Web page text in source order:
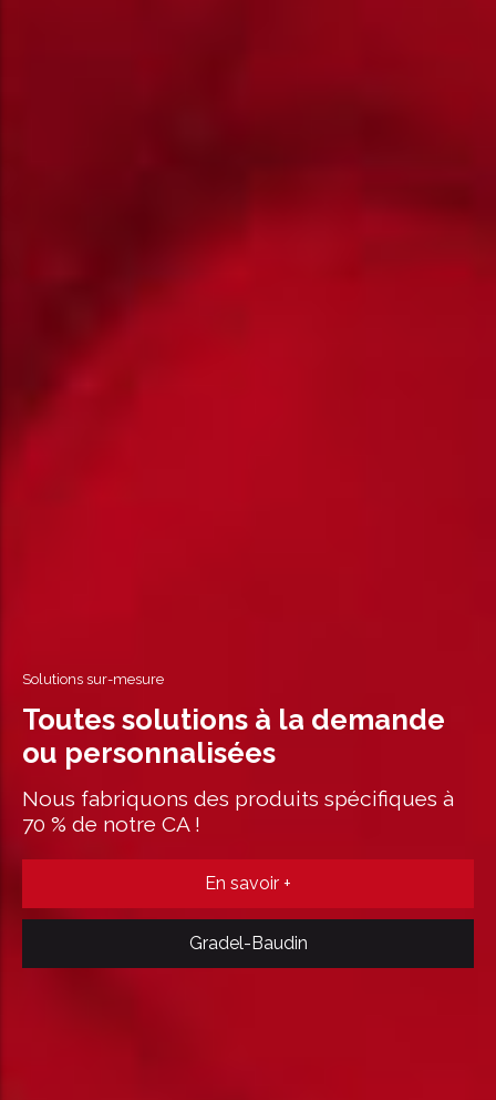
Solutions sur-mesure
Toutes solutions à la demande
ou personnalisées
Nous fabriquons des produits spécifiques à
70 % de notre CA !
En savoir +
Gradel-Baudin